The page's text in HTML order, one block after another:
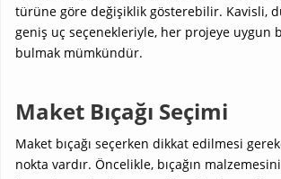
türüne göre değişiklik gösterebilir. Kavisli,
geniş uç seçenekleriyle, her projeye uygun
bulmak mümkündür.
Maket Bıçağı Seçimi
Maket bıçağı seçerken dikkat edilmesi
nokta vardır. Öncelikle, bıçağın